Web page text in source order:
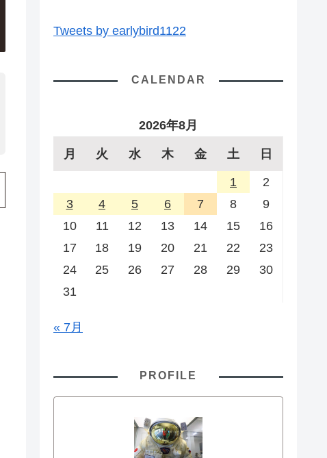
Tweets by earlybird1122
CALENDAR
2026年8月
月 火 水 木 金 土 日
1
2
3
4 5 6 7 8
9
10
11 12 13 14 15
16
17
18 19 20 21 22
23
24
25 26 27 28 29
30
31
« 7月
PROFILE